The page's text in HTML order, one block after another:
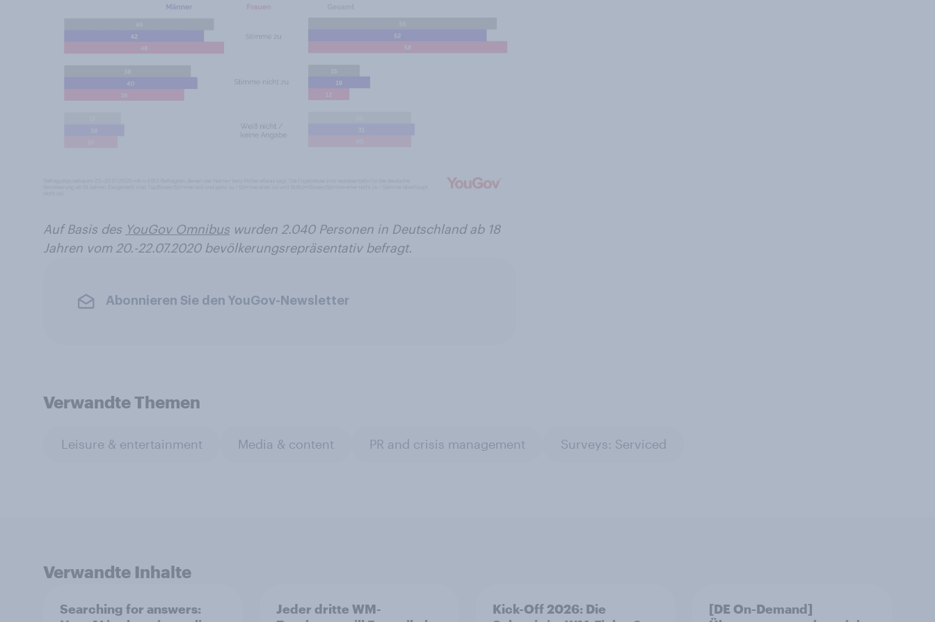
Auf Basis des YouGov Omnibus wurden 2.040 Personen in Deutschland ab 18
Jahren vom 20.-22.07.2020 bevölkerungsrepräsentativ befragt.
Abonnieren Sie den YouGov-Newsletter
Verwandte Themen
Leisure & entertainment Media & content PR and crisis management Surveys: Serviced
Verwandte Inhalte
Searching for answers:
Jeder dritte WM-
Kick-Off 2026: Die
[DE On-Demand]